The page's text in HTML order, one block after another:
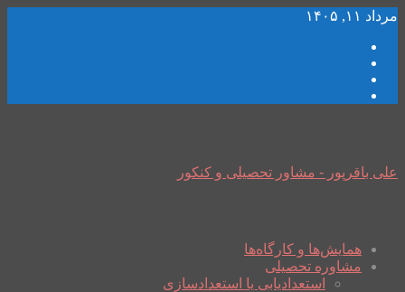
مرداد ۱۱, ۱۴۰۵
علی باقرپور - مشاور تحصیلی و کنکور
همایش‌ها و کارگاه‌ها
مشاوره تحصیلی
استعدادیابی یا استعدادسازی